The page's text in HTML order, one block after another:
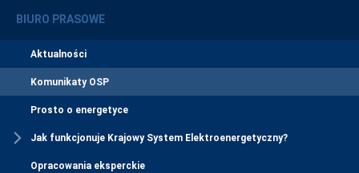
BIURO PRASOWE
Aktualności
Komunikaty OSP
Prosto o energetyce
Jak funkcjonuje Krajowy System Elektroenergetyczny?
Opracowania eksperckie